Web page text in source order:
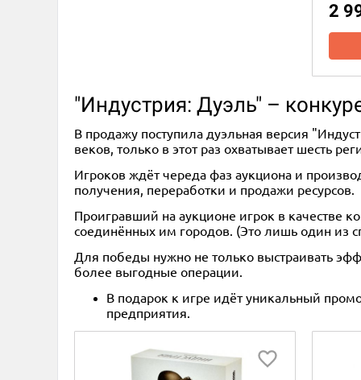
2
"Индустрия: Дуэль" –
В продажу поступила дуэльная версия
веков, только в этот раз охватывает шесть
Игроков ждёт череда фаз аукциона и
получения, переработки и продажи ресурсов.
Проигравший на аукционе игрок в качестве
соединённых им городов. (Это лишь один из
Для победы нужно не только выстраивать
более выгодные операции.
В подарок к игре идёт уникальный
предприятия.